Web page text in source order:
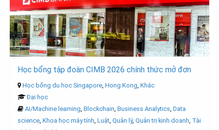
Học bổng tập đoàn CIMB 2026 chính thức mở đơn
Học bổng du học Singapore Hong Kong Khác
Đại học
AI/Machine learning Blockchain Business Analytics Data
science Khoa học máy tính Luật Quản lý, Quản trị kinh doanh Tài